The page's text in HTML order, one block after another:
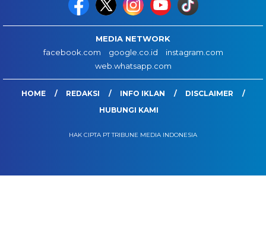
MEDIA NETWORK
facebook.com
google.co.id
instagram.com
web.whatsapp.com
HOME REDAKSI INFO IKLAN
DISCLAIMER
HUBUNGI KAMI
HAK CIPTA PT TRIBUNE MEDIA INDONESIA